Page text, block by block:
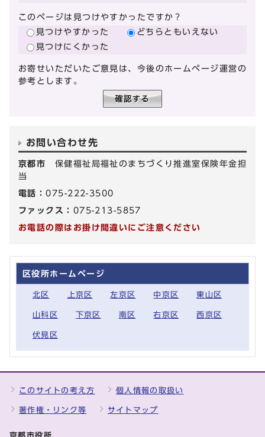
このページは見つけやすかったですか？
見つけやすかった
どちらともいえない
見つけにくかった
お寄せいただいたご意見は、今後のホームページ運営の
参考とします。
お問い合わせ先
京都市 保健福祉局福祉のまちづくり推進室保険年金担
当
電話：075-222-3500
ファックス： 075-213-5857
お電話の際はお掛け間違いにご注意ください
区役所ホームページ
北区 上京区 左京区 中京区 東山区
山科区 下京区 南区 右京区 西京区
伏見区
このサイトの考え方 個人情報の取扱い
著作権・リンク等 サイトマップ